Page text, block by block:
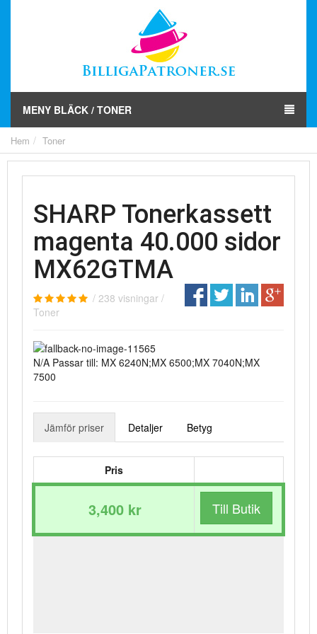
MENY BLÄCK / TONER
Hem Toner
SHARP Tonerkassett
magenta 40.000 sidor
MX62GTMA
/ 238 visningar /
Toner
N/A Passar till: MX 6240N;MX 6500;MX 7040N;MX
7500
Jämför priser Detaljer Betyg
Pris
3,400 kr Till Butik